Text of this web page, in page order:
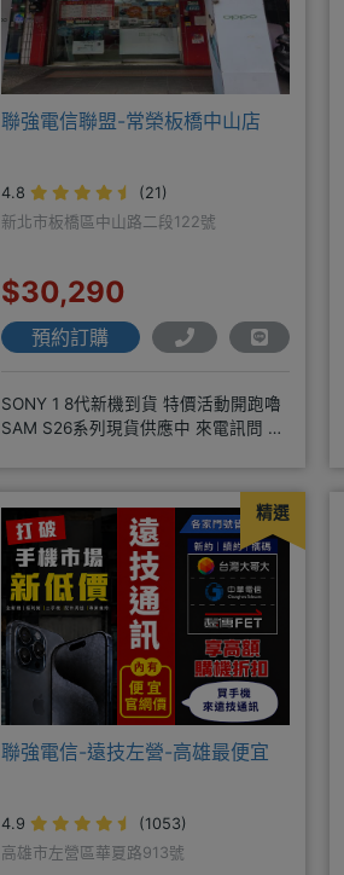
聯強電信聯盟-常榮板橋中山店
4.8
(21)
新北市板橋區中山路二段122號
$30,290
預約訂購
SONY 1 8代新機到貨 特價活動開跑嚕
SAM S26系列現貨供應中 來電訊問 給
精選
聯強電信-遠技左營-高雄最便宜
4.9
(1053)
高雄市左營區華夏路913號